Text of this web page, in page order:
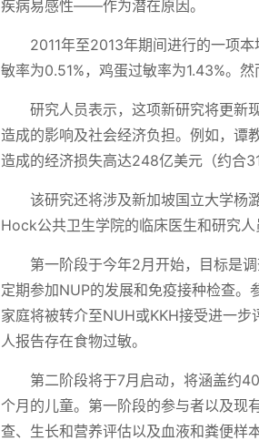
疾病易感性——作为潜在原因。
2011年至2013年期间进行的一项
敏率为0.51%，鸡蛋过敏率为1.43%。
研究人员表示，这项新研究将更新
造成的影响及社会经济负担。例如，谭
造成的经济损失高达248亿美元（约合
该研究还将涉及新加坡国立大学杨
Hock公共卫生学院的临床医生和研究
第一阶段于今年2月开始，目标是
定期参加NUP的发展和免疫接种检查。
家庭将被转介至NUH或KKH接受进一
人报告存在食物过敏。
第二阶段将于7月启动，将涵盖约
个月的儿童。第一阶段的参与者以及现
查、生长和营养评估以及血液和粪便样本